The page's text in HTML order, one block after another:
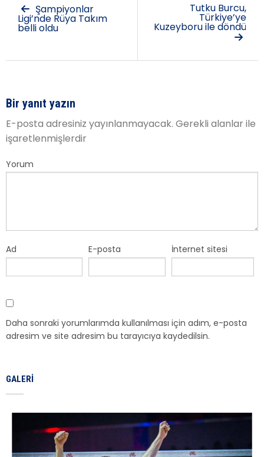
Şampiyonlar
Ligi’nde Rüya Takım
belli oldu
Tutku Burcu,
Türkiye’ye
Kuzeyboru ile döndü
Bir yanıt yazın
E-posta adresiniz yayınlanmayacak. Gerekli alanlar ile
işaretlenmişlerdir
Yorum
Ad E-posta İnternet sitesi
Daha sonraki yorumlarımda kullanılması için adım, e-posta
adresim ve site adresim bu tarayıcıya kaydedilsin.
GALERI